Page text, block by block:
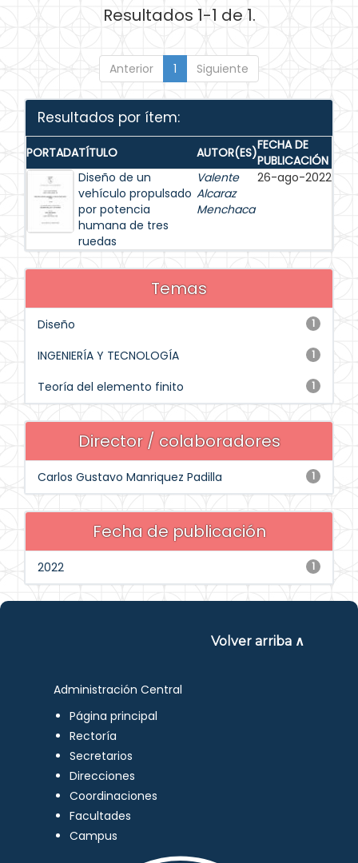
Resultados 1-1 de 1.
Anterior 1 Siguiente
Resultados por ítem:
PORTADATÍTULO AUTOR(ES)FECHA DE
PUBLICACIÓN
Diseño de un
vehículo propulsado
por potencia
humana de tres
ruedas
Valente
Alcaraz
Menchaca
26-ago-2022
Temas
1
Diseño
1
INGENIERÍA Y TECNOLOGÍA
1
Teoría del elemento finito
Director / colaboradores
1
Carlos Gustavo Manriquez Padilla
Fecha de publicación
1
2022
Volver arriba ∧
Administración Central
Página principal
Rectoría
Secretarios
Direcciones
Coordinaciones
Facultades
Campus